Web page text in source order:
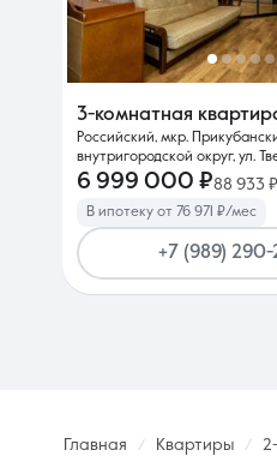
3-комнатная
Российский, мкр.
внутригородской округ, ул.
6 999 000 ₽88 933
В ипотеку от 76 971 ₽/мес
+7 (989)
Главная Квартиры